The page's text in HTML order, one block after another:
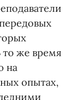
же время
на
опытах,